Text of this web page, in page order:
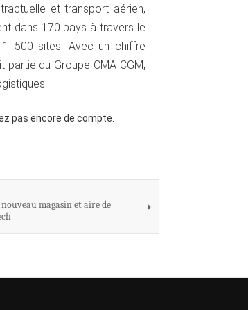
et transport aérien,
dans 170 pays à travers le
500 sites. Avec un chiffre
du Groupe CMA CGM,
pas encore de compte.
magasin et aire de